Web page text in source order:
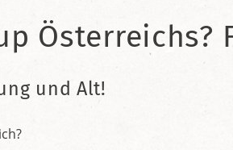
Österreichs?
und Alt!